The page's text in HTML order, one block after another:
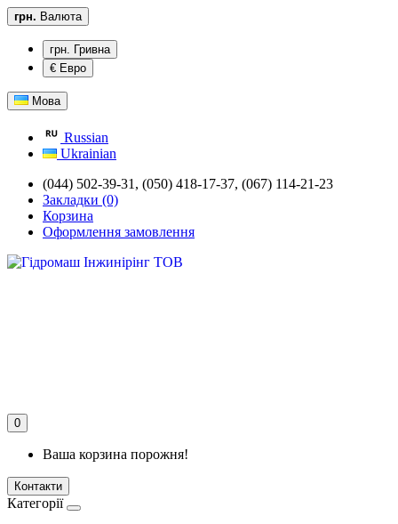
грн. Валюта
грн. Гривна
€ Евро
Мова
Russian
Ukrainian
(044) 502-39-31, (050) 418-17-37, (067) 114-21-23
Закладки (0)
Корзина
Оформлення замовлення
0
Ваша корзина порожня!
Контакти
Категорії